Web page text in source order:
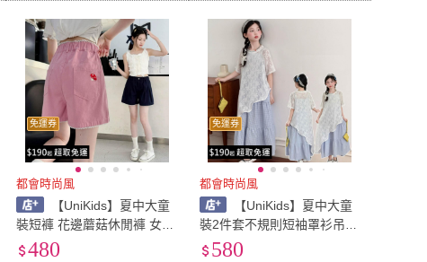
免運券
都會時尚風
【UniKids】夏中大童
裝短褲 花邊蘑菇休閒褲 女大
童裝 CV7122(藏青 粉紅)
480
免運券
都會時尚風
【UniKids】夏中大童
裝2件套不規則短袖罩衫吊帶
格紋洋裝 女大童裝 CVWZ26
580